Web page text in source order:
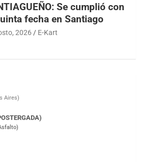
Se cumplió con
fecha en Santiago
2026 E-Kart